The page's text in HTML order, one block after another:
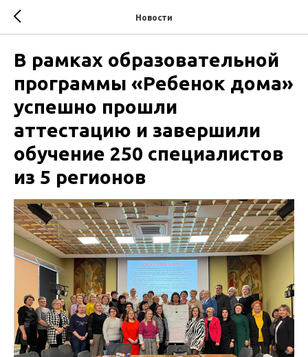
Новости
В рамках образовательной
программы «Ребенок дома»
успешно прошли
аттестацию и завершили
обучение 250 специалистов
из 5 регионов